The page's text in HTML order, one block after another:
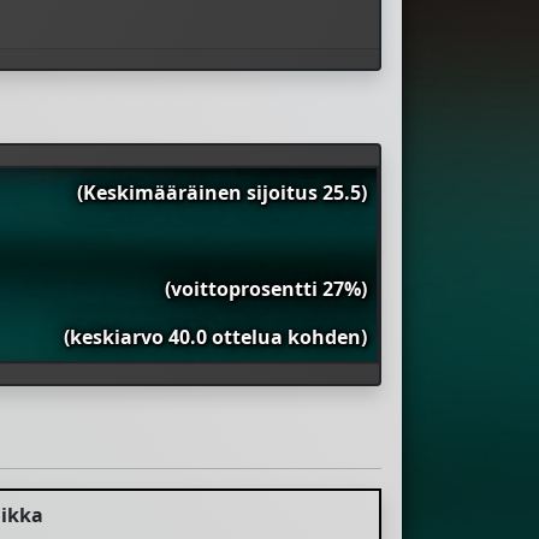
(Keskimääräinen sijoitus 25.5)
(voittoprosentti 27%)
(keskiarvo 40.0 ottelua kohden)